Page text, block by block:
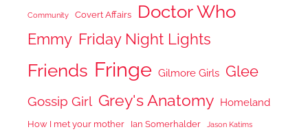
Community Covert Affairs Doctor Who
Emmy Friday Night Lights
Friends Fringe Gilmore Girls Glee
Gossip Girl Grey's Anatomy Homeland
How I met your mother Ian Somerhalder Jason Katims